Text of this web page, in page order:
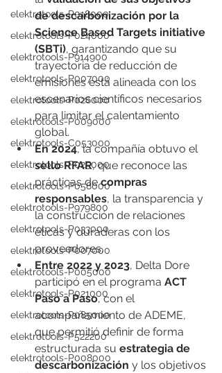
elektrotools-P018000
elektrotools-P024000
elektrotools-P914900
elektrotools-P007000
elektrotools-P026000
elektrotools-P009000
elektrotools-C053000
elektrotools-P025000
elektrotools-P058000
elektrotools-P979800
elektrotools-P033000
elektrotools-P007000
elektrotools-P005000
elektrotools-P021000
elektrotools-P085000
elektrotools-P522200
elektrotools-P008000
de descarbonización por la
Science Based Targets initiative
(SBTi), garantizando que su
trayectoria de reducción de
emisiones está alineada con los
escenarios científicos necesarios
para limitar el calentamiento
global.
En 2024, la compañía obtuvo el
sello RFAR, que reconoce las
prácticas de compras
responsables, la transparencia y
la construcción de relaciones
éticas y duraderas con los
proveedores.
Entre 2022 y 2023, Delta Dore
participó en el programa ACT
Paso a Paso, con el
acompañamiento de ADEME,
que permitió definir de forma
estructurada su estrategia de
descarbonización y los objetivos